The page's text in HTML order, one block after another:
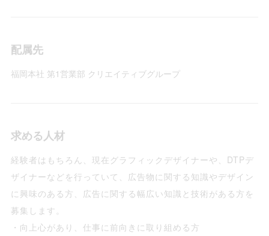
配属先
福岡本社 第1営業部 クリエイティブグループ
求める人材
経験者はもちろん、現在グラフィックデザイナーや、DTPデ
ザイナーなどを行っていて、広告物に関する知識やデザイン
に興味のある方、広告に関する幅広い知識と技術がある方を
募集します。
・向上心があり、仕事に前向きに取り組める方